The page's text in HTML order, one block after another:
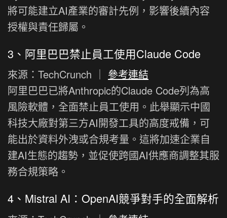
將可能建立AI產業的審計先例，影響後續內容
授權與責任歸屬。
3、阿里巴巴禁止員工使用Claude Code
來源：TechCrunch ｜ 參考連結
阿里巴巴已將Anthropic的Claude Code列為高
風險軟體，全面禁止員工使用。此舉顯示中國
科技大廠對第三方AI開發工具的高度戒備，可
能出於資料外洩或合規考量。這將加速企業自
建AI生態的趨勢，並促使跨國AI供應商調整其服
務合規策略。
4、Mistral AI：OpenAI競爭對手的全面解析